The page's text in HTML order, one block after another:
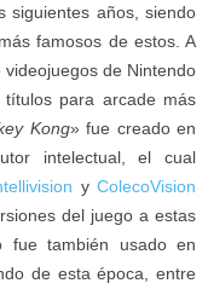
siguientes años, siendo
famosos de estos. A
de Nintendo
para arcade más
Kong» fue creado en
intelectual, el cual
yColecoVision
del juego a estas
fue también usado en
de esta época, entre